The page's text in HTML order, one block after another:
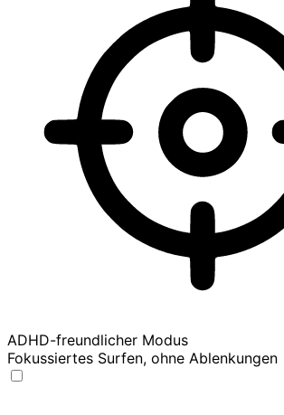
ADHD-freundlicher Modus
Fokussiertes Surfen, ohne Ablenkungen